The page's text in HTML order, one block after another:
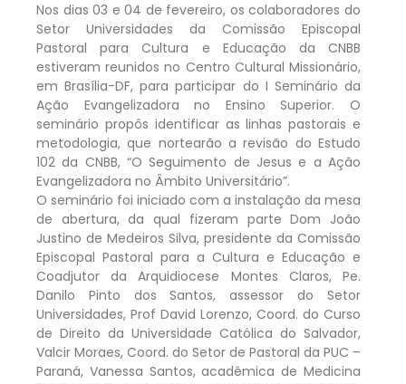
Nos dias 03 e 04 de fevereiro, os colaboradores do
Setor Universidades da Comissão Episcopal
Pastoral para Cultura e Educação da CNBB
estiveram reunidos no Centro Cultural Missionário,
em Brasília-DF, para participar do I Seminário da
Ação Evangelizadora no Ensino Superior. O
seminário propôs identificar as linhas pastorais e
metodologia, que nortearão a revisão do Estudo
102 da CNBB, “O Seguimento de Jesus e a Ação
Evangelizadora no Âmbito Universitário”.
O seminário foi iniciado com a instalação da mesa
de abertura, da qual fizeram parte Dom João
Justino de Medeiros Silva, presidente da Comissão
Episcopal Pastoral para a Cultura e Educação e
Coadjutor da Arquidiocese Montes Claros, Pe.
Danilo Pinto dos Santos, assessor do Setor
Universidades, Prof David Lorenzo, Coord. do Curso
de Direito da Universidade Católica do Salvador,
Valcir Moraes, Coord. do Setor de Pastoral da PUC –
Paraná, Vanessa Santos, acadêmica de Medicina